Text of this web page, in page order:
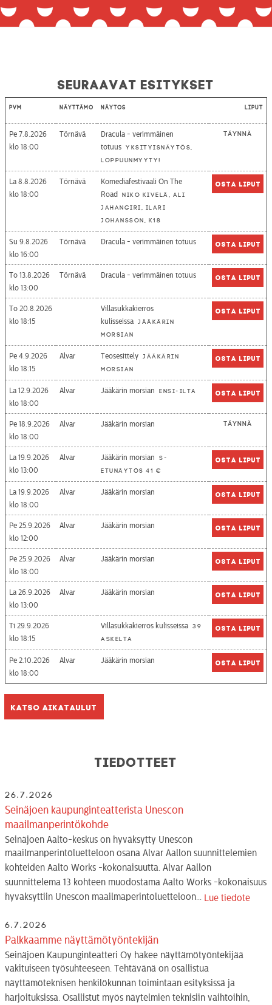
Seuraavat esitykset
Pvm Näyttämö Näytös Liput
Pe 7.8.2026
18:00
Törnävä
Dracula - verimmäinen
totuus Yksityisnäytös,
loppuunmyyty!
Täynnä
La 8.8.2026
18:00
Törnävä
Komediafestivaali On The
Road
Niko Kivelä, Ali
Jahangiri, Ilari
Johansson, K18
Osta liput
Su 9.8.2026
16:00
Törnävä Dracula - verimmäinen totuus Osta liput
To 13.8.2026
13:00
Törnävä Dracula - verimmäinen totuus Osta liput
To 20.8.2026
18:15
Villasukkakierros
kulisseissa Jääkärin
morsian
Osta liput
Pe 4.9.2026
18:15
Alvar Teosesittely Jääkärin
morsian
Osta liput
La 12.9.2026
18:00
Alvar Jääkärin morsian Ensi-ilta Osta liput
Pe 18.9.2026
18:00
Alvar Jääkärin morsian Täynnä
La 19.9.2026
13:00
Alvar Jääkärin morsian
S-
etunäytös 41 €
Osta liput
La 19.9.2026
18:00
Alvar Jääkärin morsian Osta liput
Pe 25.9.2026
12:00
Alvar Jääkärin morsian Osta liput
Pe 25.9.2026
18:00
Alvar Jääkärin morsian Osta liput
La 26.9.2026
13:00
Alvar Jääkärin morsian Osta liput
Ti 29.9.2026
18:15
Villasukkakierros kulisseissa 39
askelta
Osta liput
Pe 2.10.2026
18:00
Alvar Jääkärin morsian Osta liput
Katso aikataulut
Tiedotteet
26.7.2026
Seinäjoen kaupunginteatterista Unescon
maailmanperintökohde
Seinäjoen Aalto-keskus on hyväksytty Unescon
maailmanperintöluetteloon osana Alvar Aallon suunnittelemien
kohteiden Aalto Works -kokonaisuutta. Alvar Aallon
suunnittelema 13 kohteen muodostama Aalto Works -kokonaisuus
hyväksyttiin Unescon maailmaperintöluetteloon...
Lue tiedote
6.7.2026
Palkkaamme näyttämötyöntekijän
Seinäjoen Kaupunginteatteri Oy hakee näyttämötyöntekijää
vakituiseen työsuhteeseen. Tehtävänä on osallistua
näyttämöteknisen henkilökunnan toimintaan esityksissä ja
harjoituksissa. Osallistut myös näytelmien teknisiin vaihtoihin,